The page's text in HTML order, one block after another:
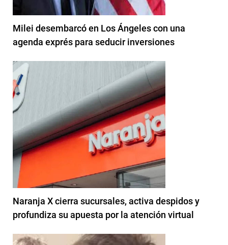
Milei desembarcó en Los Ángeles con una
agenda exprés para seducir inversiones
Naranja X cierra sucursales, activa despidos y
profundiza su apuesta por la atención virtual